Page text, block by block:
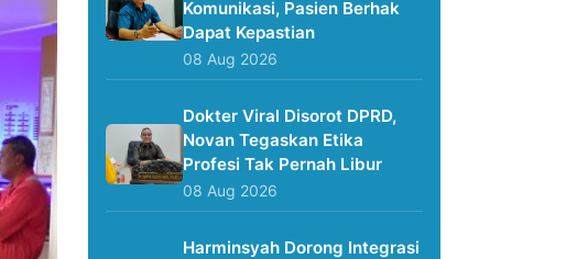
Komunikasi, Pasien Berhak
Dapat Kepastian
08 Aug 2026
Dokter Viral Disorot DPRD,
Novan Tegaskan Etika
Profesi Tak Pernah Libur
08 Aug 2026
Harminsyah Dorong Integrasi